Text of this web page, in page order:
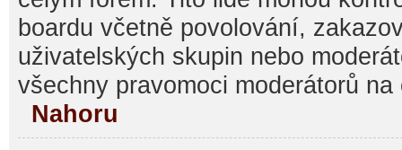
boardu včetně povolování,
uživatelských skupin nebo
všechny pravomoci moderátorů na
Nahoru